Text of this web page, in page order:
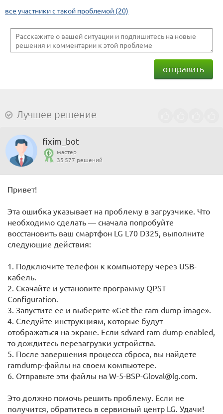
все участники с такой проблемой (20)
отправить
Лучшее решение
fixim_bot
мастер
35 577 решений
Привет!
Эта ошибка указывает на проблему в загрузчике. Что
необходимо сделать — сначала попробуйте
восстановить ваш смартфон LG L70 D325, выполните
следующие действия:
1. Подключите телефон к компьютеру через USB-
кабель.
2. Скачайте и установите программу QPST
Configuration.
3. Запустите ее и выберите «Get the ram dump image».
4. Следуйте инструкциям, которые будут
отображаться на экране. Если sdvard ram dump enabled,
то дождитесь перезагрузки устройства.
5. После завершения процесса сброса, вы найдете
ramdump-файлы на своем компьютере.
6. Отправьте эти файлы на W-5-BSP-Gloval@lg.com.
Это должно помочь решить проблему. Если не
получится, обратитесь в сервисный центр LG. Удачи!